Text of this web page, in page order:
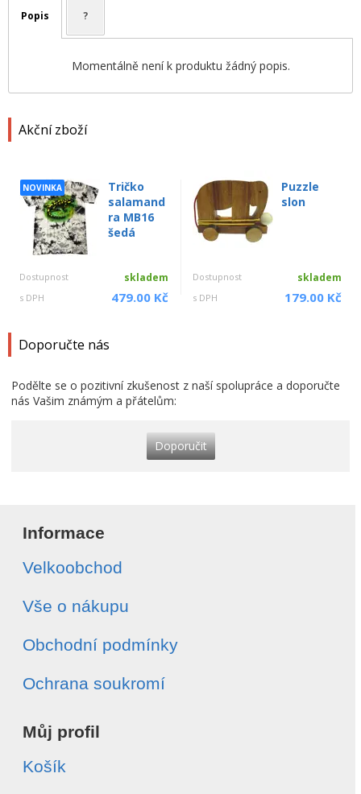
Akční zboží
NOVINKA
Tričko
salamand
ra MB16
šedá
Dostupnost skladem
s DPH 479.00 Kč
Puzzle
slon
Dostupnost skladem
s DPH 179.00 Kč
Doporučte nás
Podělte se o pozitivní zkušenost z naší spolupráce a doporučte
nás Vašim známým a přátelům:
Doporučit
Popis ?
Momentálně není k produktu žádný popis.
Informace
Velkoobchod
Vše o nákupu
Obchodní podmínky
Ochrana soukromí
Můj profil
Košík